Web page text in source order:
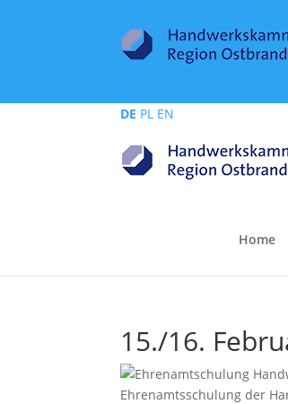
DE PL EN
Home
15./16.
Ehrenamtsschulung der